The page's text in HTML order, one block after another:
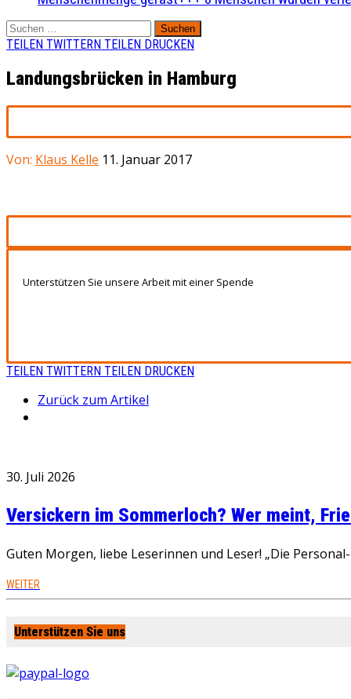
Suchen
nach:
TEILEN TWITTERN TEILEN DRUCKEN
Landungsbrücken in Hamburg
Von: Klaus Kelle 11. Januar 2017
Unterstützen Sie unsere Arbeit mit einer Spende
TEILEN TWITTERN TEILEN DRUCKEN
Zurück zum Artikel
30. Juli 2026
Versickern im Sommerloch? Wer meint,
Guten Morgen, liebe Leserinnen und Leser! „Die
WEITER
Unterstützen Sie uns